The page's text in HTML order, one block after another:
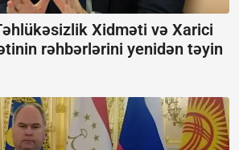
Xidməti və Xarici
rəhbərlərini yenidən təyin